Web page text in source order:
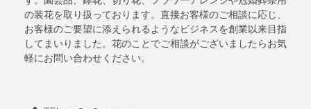
の装花を取り扱っております。直接お客様のご相談に応じ、
お客様のご要望に添えられるようなビジネスを創業以来目指
してまいりました。花のことでご相談がございましたらお気
軽にお問い合わせください。